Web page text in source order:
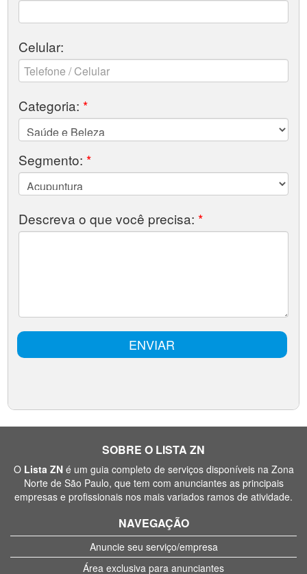
SOBRE O LISTA ZN
O Lista ZNé um guia completo de serviços disponíveis na Zona
Norte de São Paulo, que tem com anunciantes as principais
empresas e profissionais nos mais variados ramos de atividade.
NAVEGAÇÃO
Anuncie seu serviço/empresa
Área exclusiva para anunciantes